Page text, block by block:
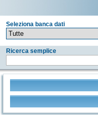
Seleziona banca dati
Ricerca semplice